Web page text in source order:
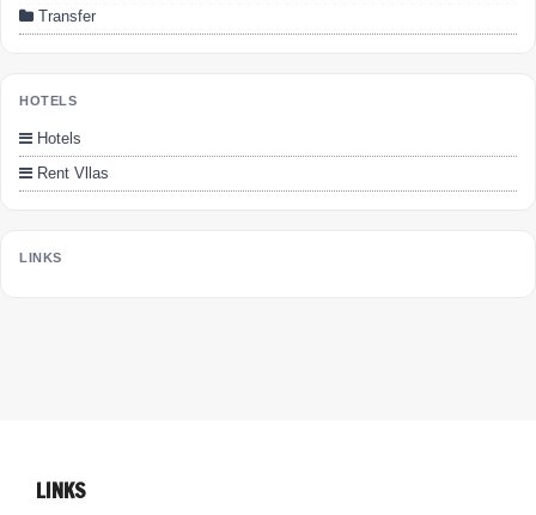
Transfer
HOTELS
Hotels
Rent Vllas
LINKS
LINKS